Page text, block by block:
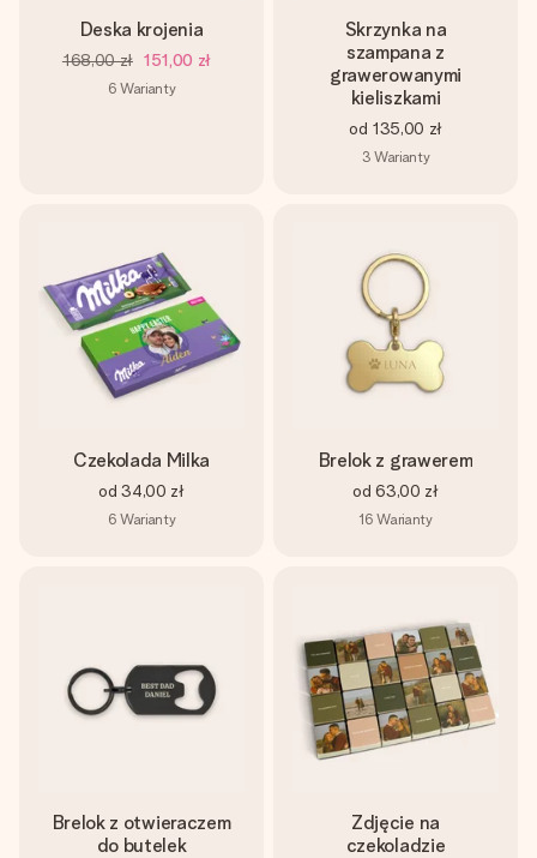
Deska krojenia
168,00 zł 151,00 zł
6 Warianty
Skrzynka na
szampana z
grawerowanymi
kieliszkami
od 135,00 zł
3 Warianty
Czekolada Milka
od 34,00 zł
6 Warianty
Brelok z grawerem
od 63,00 zł
16 Warianty
Brelok z otwieraczem
do butelek
Zdjęcie na
czekoladzie